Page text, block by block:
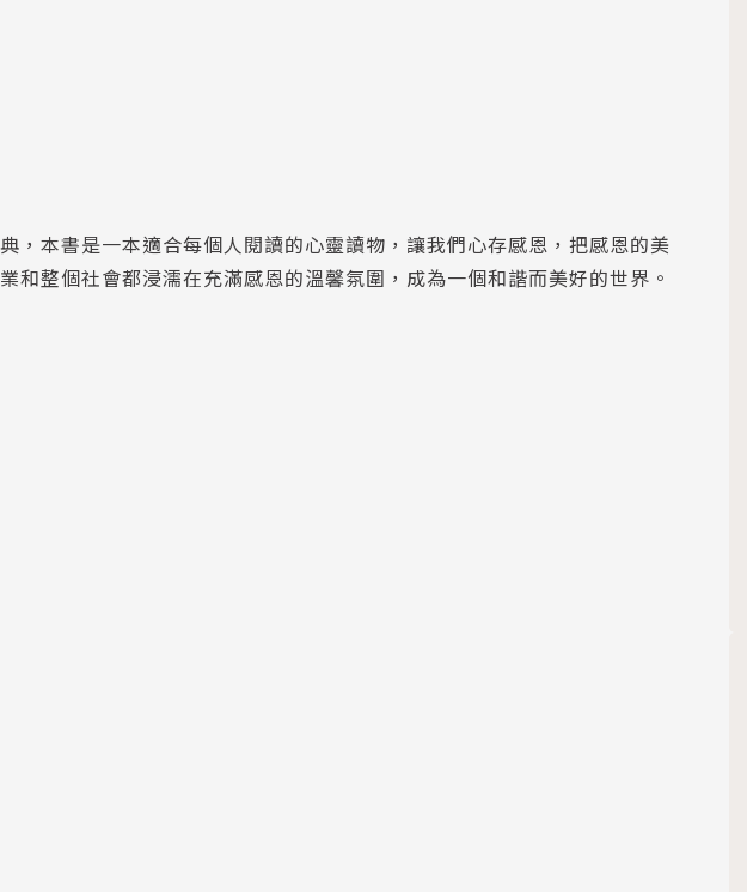
，本書是一本適合每個人閱讀的心靈讀物，讓我們心存感恩，把感恩的美
和整個社會都浸濡在充滿感恩的溫馨氛圍，成為一個和諧而美好的世界。